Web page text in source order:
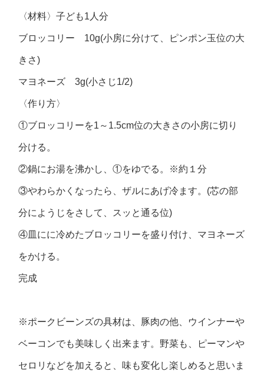
〈材料〉子ども1人分
ブロッコリー 10g(小房に分けて、ピンポン玉位の大
きさ)
マヨネーズ 3g(小さじ1/2)
〈作り方〉
①ブロッコリーを1～1.5cm位の大きさの小房に切り
分ける。
②鍋にお湯を沸かし、①をゆでる。※約１分
③やわらかくなったら、ザルにあげ冷ます。(芯の部
分にようじをさして、スッと通る位)
④皿にに冷めたブロッコリーを盛り付け、マヨネーズ
をかける。
完成
※ポークビーンズの具材は、豚肉の他、ウインナーや
ベーコンでも美味しく出来ます。野菜も、ピーマンや
セロリなどを加えると、味も変化し楽しめると思いま